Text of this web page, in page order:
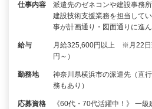
仕事内容
派遣先のゼネコンや建設事務
建設技術支援業務を担当して
事が計画通り・図面通りに進
給与
月給325,600円以上 ※月22日
円～）
勤務地
神奈川県横浜市の派遣先（直
務もあり）
応募資格
《60代・70代活躍中！》 一